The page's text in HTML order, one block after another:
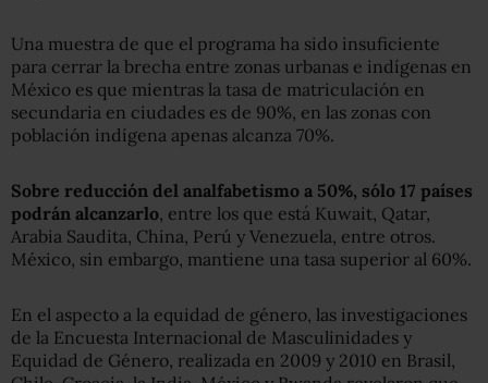
Una muestra de que el programa ha sido insuficiente
para cerrar la brecha entre zonas urbanas e indígenas en
México es que mientras la tasa de matriculación en
secundaria en ciudades es de 90%, en las zonas con
población indígena apenas alcanza 70%.
Sobre reducción del analfabetismo a 50%, sólo 17 países
podrán alcanzarlo , entre los que está Kuwait, Qatar,
Arabia Saudita, China, Perú y Venezuela, entre otros.
México, sin embargo, mantiene una tasa superior al 60%.
En el aspecto a la equidad de género, las investigaciones
de la Encuesta Internacional de Masculinidades y
Equidad de Género, realizada en 2009 y 2010 en Brasil,